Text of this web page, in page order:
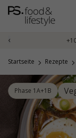
Zum
Inhalt
springen
‹
Startseite Rezepte
Phase 1A+1B